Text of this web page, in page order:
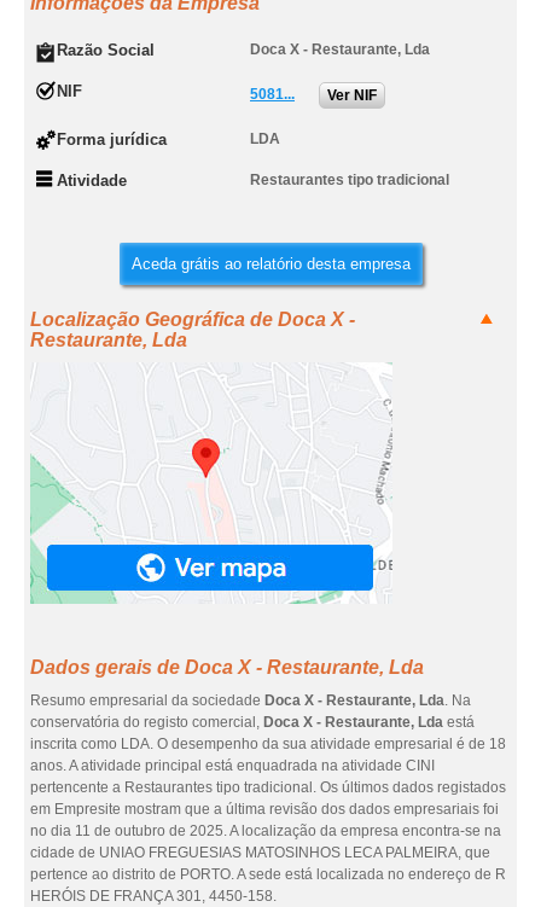
Razão Social Doca X - Restaurante, Lda
NIF 5081... Ver NIF
Forma jurídica LDA
Atividade Restaurantes tipo tradicional
Aceda grátis ao relatório desta empresa
Localização Geográfica de Doca X -
Restaurante, Lda
Dados gerais de Doca X - Restaurante, Lda
Resumo empresarial da sociedade Doca X - Restaurante, Lda. Na
conservatória do registo comercial, Doca X - Restaurante, Lda está
inscrita como LDA. O desempenho da sua atividade empresarial é de 18
anos. A atividade principal está enquadrada na atividade CINI
pertencente a Restaurantes tipo tradicional. Os últimos dados registados
em Empresite mostram que a última revisão dos dados empresariais foi
no dia 11 de outubro de 2025. A localização da empresa encontra-se na
cidade de UNIAO FREGUESIAS MATOSINHOS LECA PALMEIRA, que
pertence ao distrito de PORTO. A sede está localizada no endereço de R
HERÓIS DE FRANÇA 301, 4450-158.